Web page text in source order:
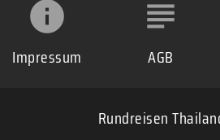
Impressum AGB
Rundreisen